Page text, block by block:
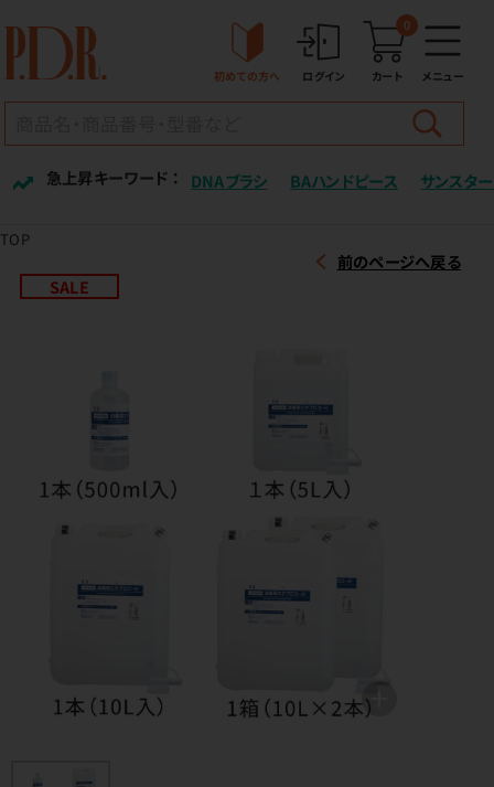
初めての方へ ログイン カート
0
メニュー
急上昇キーワード ： DNAブラシ BAハンドピース サンスター
TOP
前のページへ戻る
SALE